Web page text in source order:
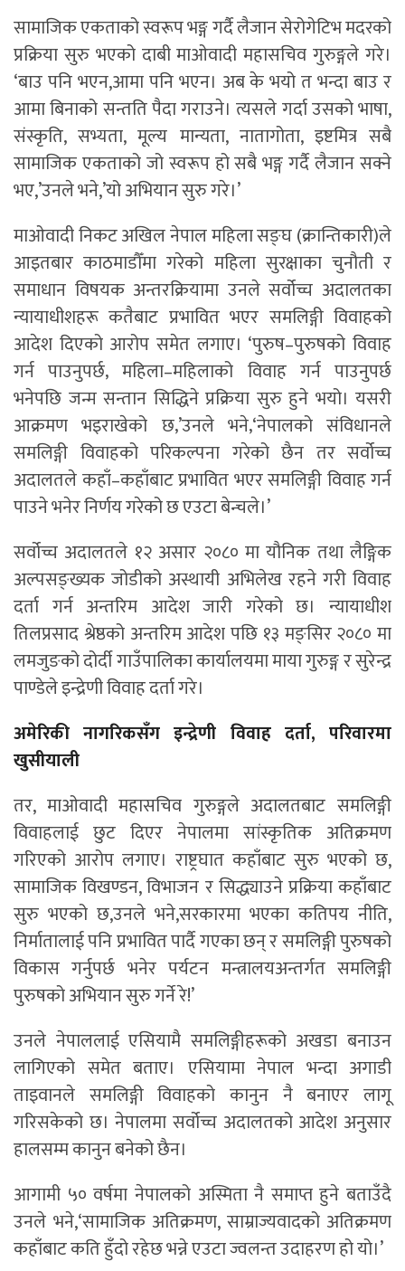
सामाजिक एकताको स्वरूप भङ्ग गर्दै लैजान सेरोगेटिभ मदरको
प्रक्रिया सुरु भएको दाबी माओवादी महासचिव गुरुङ्गले गरे।
‘बाउ पनि भएन,आमा पनि भएन। अब के भयो त भन्दा बाउ र
आमा बिनाको सन्तति पैदा गराउने। त्यसले गर्दा उसको भाषा,
संस्कृति, सभ्यता, मूल्य मान्यता, नातागोता, इष्टमित्र सबै
सामाजिक एकताको जो स्वरूप हो सबै भङ्ग गर्दै लैजान सक्ने
भए,’उनले भने,’यो अभियान सुरु गरे।’
माओवादी निकट अखिल नेपाल महिला सङ्घ (क्रान्तिकारी)ले
आइतबार काठमाडौँमा गरेको महिला सुरक्षाका चुनौती र
समाधान विषयक अन्तरक्रियामा उनले सर्वोच्च अदालतका
न्यायाधीशहरू कतैबाट प्रभावित भएर समलिङ्गी विवाहको
आदेश दिएको आरोप समेत लगाए। ‘पुरुष–पुरुषको विवाह
गर्न पाउनुपर्छ‚ महिला–महिलाको विवाह गर्न पाउनुपर्छ
भनेपछि जन्म सन्तान सिद्धिने प्रक्रिया सुरु हुने भयो। यसरी
आक्रमण भइराखेको छ‚’उनले भने‚‘नेपालको संविधानले
समलिङ्गी विवाहको परिकल्पना गरेको छैन तर सर्वोच्च
अदालतले कहाँ–कहाँबाट प्रभावित भएर समलिङ्गी विवाह गर्न
पाउने भनेर निर्णय गरेको छ एउटा बेन्चले।’
सर्वोच्च अदालतले १२ असार २०८० मा यौनिक तथा लैङ्गिक
अल्पसङ्ख्यक जोडीको अस्थायी अभिलेख रहने गरी विवाह
दर्ता गर्न अन्तरिम आदेश जारी गरेको छ। न्यायाधीश
तिलप्रसाद श्रेष्ठको अन्तरिम आदेश पछि १३ मङ्सिर २०८० मा
लमजुङको दोर्दी गाउँपालिका कार्यालयमा माया गुरुङ्ग र सुरेन्द्र
पाण्डेले इन्द्रेणी विवाह दर्ता गरे।
अमेरिकी नागरिकसँग इन्द्रेणी विवाह दर्ता, परिवारमा
खुसीयाली
तर, माओवादी महासचिव गुरुङ्गले अदालतबाट समलिङ्गी
विवाहलाई छुट दिएर नेपालमा सांस्कृतिक अतिक्रमण
गरिएको आरोप लगाए। राष्ट्रघात कहाँबाट सुरु भएको छ,
सामाजिक विखण्डन, विभाजन र सिद्ध्याउने प्रक्रिया कहाँबाट
सुरु भएको छ,उनले भने,सरकारमा भएका कतिपय नीति,
निर्मातालाई पनि प्रभावित पार्दै गएका छन् र समलिङ्गी पुरुषको
विकास गर्नुपर्छ भनेर पर्यटन मन्त्रालयअन्तर्गत समलिङ्गी
पुरुषको अभियान सुरु गर्ने रे!’
उनले नेपाललाई एसियामै समलिङ्गीहरूको अखडा बनाउन
लागिएको समेत बताए। एसियामा नेपाल भन्दा अगाडी
ताइवानले समलिङ्गी विवाहको कानुन नै बनाएर लागू
गरिसकेको छ। नेपालमा सर्वोच्च अदालतको आदेश अनुसार
हालसम्म कानुन बनेको छैन।
आगामी ५० वर्षमा नेपालको अस्मिता नै समाप्त हुने बताउँदै
उनले भने,‘सामाजिक अतिक्रमण, साम्राज्यवादको अतिक्रमण
कहाँबाट कति हुँदो रहेछ भन्ने एउटा ज्वलन्त उदाहरण हो यो।’